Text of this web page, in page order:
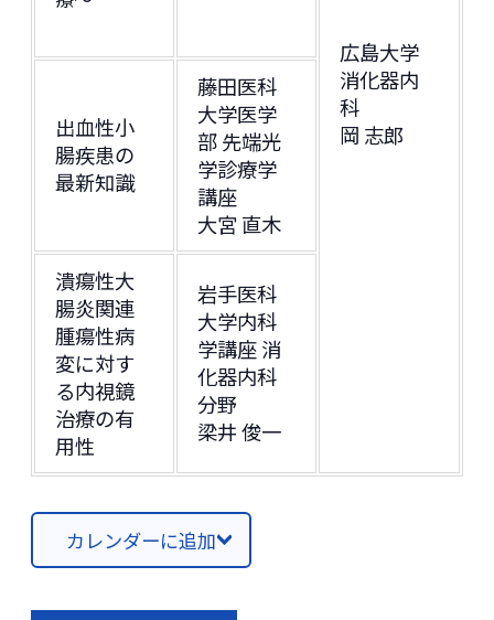
広島大学
消化器内
科
岡 志郎
出血性小
腸疾患の
最新知識
藤田医科
大学医学
部 先端光
学診療学
講座
大宮 直木
潰瘍性大
腸炎関連
腫瘍性病
変に対す
る内視鏡
治療の有
用性
岩手医科
大学内科
学講座 消
化器内科
分野
梁井 俊一
カレンダーに追加